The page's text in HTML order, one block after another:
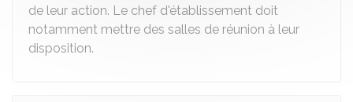
de leur action. Le chef d'établissement doit
notamment mettre des salles de réunion à leur
disposition.